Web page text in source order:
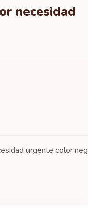
necesidad
urgente color